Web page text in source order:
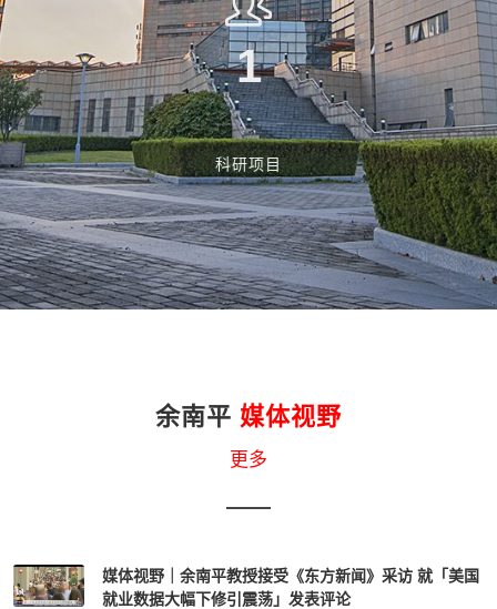
1
科研项目
余南平 媒体视野
更多
媒体视野｜余南平教授接受《东方新闻》采访 就「美国
就业数据大幅下修引震荡」发表评论